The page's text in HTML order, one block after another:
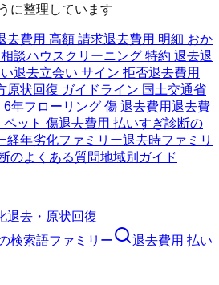
に整理しています
去費用 高額 請求退去費用 明細 おか
談ハウスクリーニング 特約 退去退
退去立会い サイン 拒否退去費用
原状回復 ガイドライン 国土交通省
6年フローリング 傷 退去費用退去費
ペット 傷退去費用 払いすぎ診断の
経年劣化ファミリー退去時ファミリ
のよくある質問地域別ガイド
退去・原状回復
検索語ファミリー
退去費用 払い